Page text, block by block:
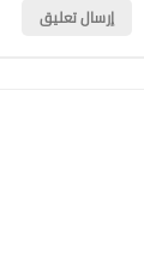
إرسال تعليق